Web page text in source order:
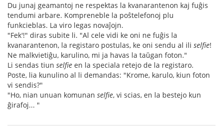
Du junaj geamantoj ne respektas la kvanarantenon kaj fuĝis
tendumi arbare. Kompreneble la poŝtelefonoj plu
funkcieblas. La viro legas novaĵojn.
"Fek'!" diras subite li. "Al cele vidi ke oni ne fuĝis la
kvanarantenon, la registaro postulas, ke oni sendu al ili selfie!
Ne malkvietiĝu, karulino, mi ja havas la taŭgan foton."
Li sendas tiun selfie en la speciala retejo de la registaro.
Poste, lia kunulino al li demandas: "Krome, karulo, kiun foton
vi sendis?"
"Ho, nian unuan komunan selfie, vi scias, en la bestejo kun
ĝirafoj... "